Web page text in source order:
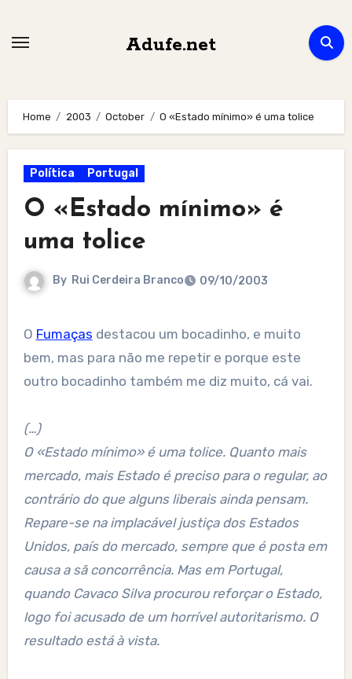
Adufe.net
Home 2003 October O «Estado mínimo» é uma tolice
Política Portugal
O «Estado mínimo» é
uma tolice
By Rui Cerdeira Branco 09/10/2003
Fumaças destacou um bocadinho, e muito
bem, mas para não me repetir e porque este
outro bocadinho também me diz muito, cá vai.
(…)
O «Estado mínimo» é uma tolice. Quanto mais
mercado, mais Estado é preciso para o regular, ao
contrário do que alguns liberais ainda pensam.
Repare-se na implacável justiça dos Estados
Unidos, país do mercado, sempre que é posta em
causa a sã concorrência. Mas em Portugal,
quando Cavaco Silva procurou reforçar o Estado,
logo foi acusado de um horrível autoritarismo. O
resultado está à vista.